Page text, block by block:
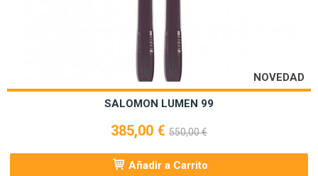
NOVEDAD
SALOMON LUMEN 99
385,00 € 550,00 €
Añadir a Carrito